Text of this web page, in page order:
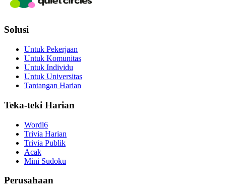
Solusi
Untuk Pekerjaan
Untuk Komunitas
Untuk Individu
Untuk Universitas
Tantangan Harian
Teka-teki Harian
Wordl6
Trivia Harian
Trivia Publik
Acak
Mini Sudoku
Perusahaan